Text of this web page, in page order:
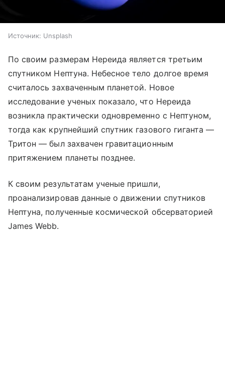
Источник: Unsplash
По своим размерам Нереида является третьим
спутником Нептуна. Небесное тело долгое время
считалось захваченным планетой. Новое
исследование ученых показало, что Нереида
возникла практически одновременно с Нептуном,
тогда как крупнейший спутник газового гиганта —
Тритон — был захвачен гравитационным
притяжением планеты позднее.
К своим результатам ученые пришли,
проанализировав данные о движении спутников
Нептуна, полученные космической обсерваторией
James Webb.